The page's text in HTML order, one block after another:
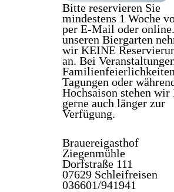
Bitte reservieren Sie
mindestens 1 Woche
per E-Mail oder
unseren Biergarten
wir KEINE
an. Bei
Tagungen oder
Hochsaison stehen wir
gerne auch länger zur
Verfügung.
Brauereigasthof
Ziegenmühle
Dorfstraße 111
07629 Schleifreisen
036601/941941